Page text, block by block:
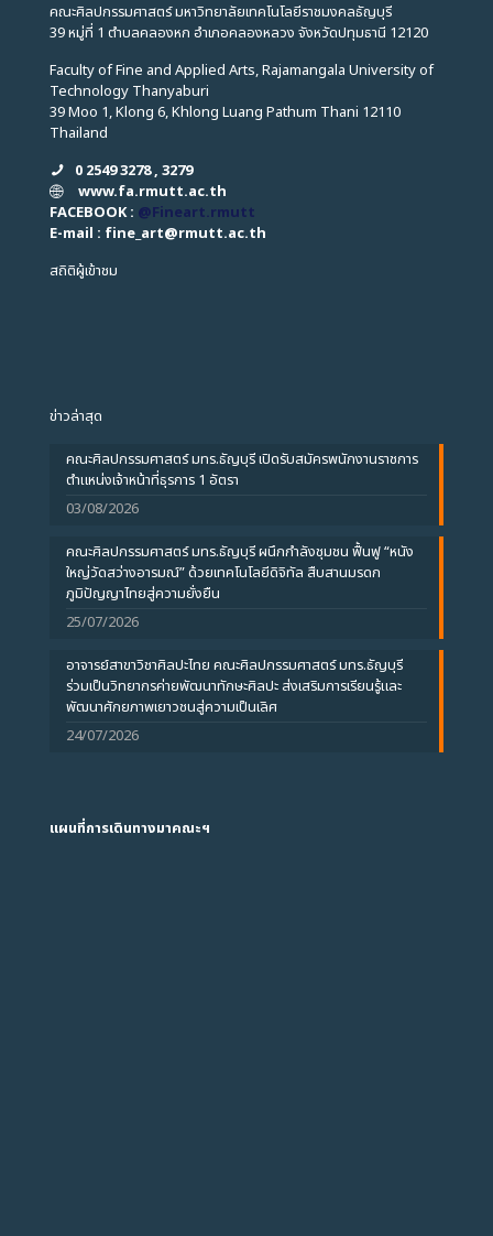
คณะศิลปกรรมศาสตร์ มหาวิทยาลัยเทคโนโลยีราชมงคลธัญบุรี
39 หมู่ที่ 1 ตำบลคลองหก อำเภอคลองหลวง จังหวัดปทุมธานี 12120
Faculty of Fine and Applied Arts, Rajamangala University of
Technology Thanyaburi
39 Moo 1, Klong 6, Khlong Luang Pathum Thani 12110
Thailand
0 2549 3278 , 3279
www.fa.rmutt.ac.th
FACEBOOK : @Fineart.rmutt
E-mail : fine_art@rmutt.ac.th
สถิติผู้เข้าชม
ข่าวล่าสุด
คณะศิลปกรรมศาสตร์ มทร.ธัญบุรี เปิดรับสมัครพนักงานราชการ
ตำแหน่งเจ้าหน้าที่ธุรการ 1 อัตรา
03/08/2026
คณะศิลปกรรมศาสตร์ มทร.ธัญบุรี ผนึกกำลังชุมชน ฟื้นฟู “หนัง
ใหญ่วัดสว่างอารมณ์” ด้วยเทคโนโลยีดิจิทัล สืบสานมรดก
ภูมิปัญญาไทยสู่ความยั่งยืน
25/07/2026
อาจารย์สาขาวิชาศิลปะไทย คณะศิลปกรรมศาสตร์ มทร.ธัญบุรี
ร่วมเป็นวิทยากรค่ายพัฒนาทักษะศิลปะ ส่งเสริมการเรียนรู้และ
พัฒนาศักยภาพเยาวชนสู่ความเป็นเลิศ
24/07/2026
แผนที่การเดินทางมาคณะฯ